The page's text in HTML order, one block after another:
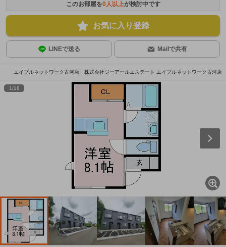
このお部屋を0人以上が検討中です
お気に入り登録
LINEで送る Mailで共有
エイブルネットワーク古河店 株式会社ジーアールエステート エイブルネットワーク古河店
1/18